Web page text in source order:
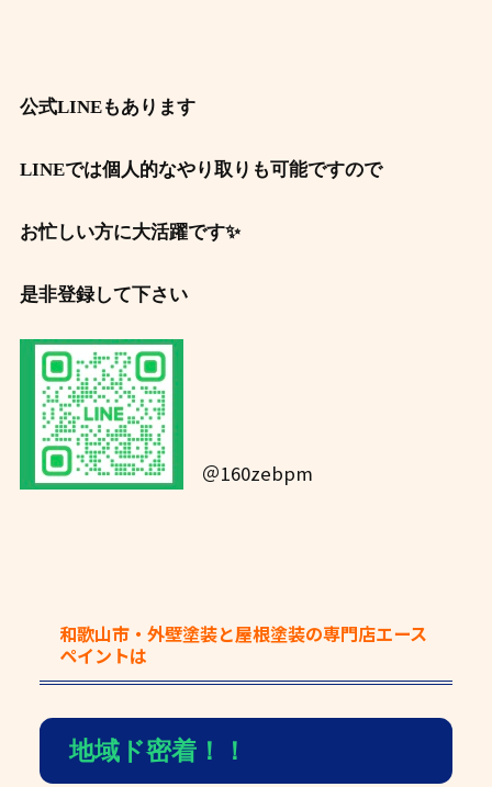
公式LINEもあります
LINEでは個人的なやり取りも可能ですので
お忙しい方に大活躍です✨
是非登録して下さい
＠160zebpm
和歌山市・外壁塗装と屋根塗装の専門店エース
ペイントは
地域ド密着！！